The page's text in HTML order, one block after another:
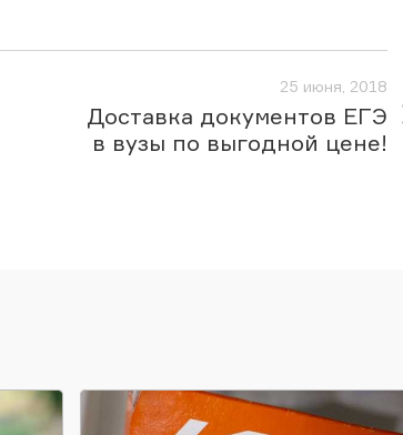
25 июня, 2018
Доставка документов ЕГЭ
в вузы по выгодной цене!